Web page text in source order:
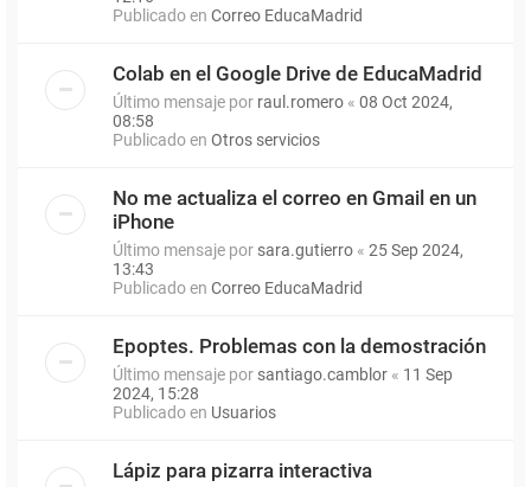
Publicado en Correo EducaMadrid
Colab en el Google Drive de EducaMadrid
Último mensaje por raul.romero « 08 Oct 2024,
08:58
Publicado en Otros servicios
No me actualiza el correo en Gmail en un
iPhone
Último mensaje por sara.gutierro « 25 Sep 2024,
13:43
Publicado en Correo EducaMadrid
Epoptes. Problemas con la demostración
Último mensaje por santiago.camblor « 11 Sep
2024, 15:28
Publicado en Usuarios
Lápiz para pizarra interactiva